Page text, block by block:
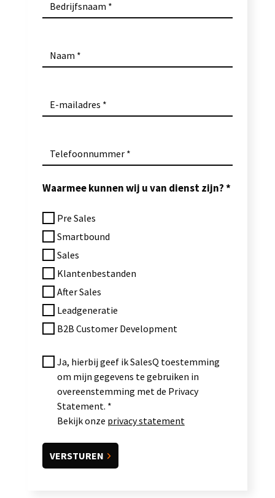
Bedrijfsnaam
Naam
E-mailadres
Telefoonnummer
Waarmee kunnen wij u van dienst zijn?
Pre Sales
Smartbound
Sales
Klantenbestanden
After Sales
Leadgeneratie
B2B Customer Development
Ja, hierbij geef ik SalesQ toestemming
om mijn gegevens te gebruiken in
overeenstemming met de Privacy
Statement.
Bekijk onze privacy statement